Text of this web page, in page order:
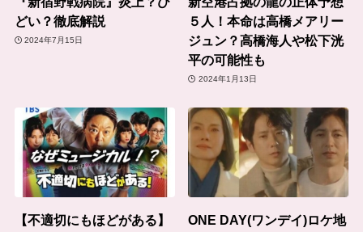
どい？徹底解説
2024年7月15日
５人！本命は高橋メアリー
ジュン？高橋海人や松下洸
平の可能性も
2024年1月13日
【不適切にもほどがある】
ONE DAY(ワンデイ)ロケ地